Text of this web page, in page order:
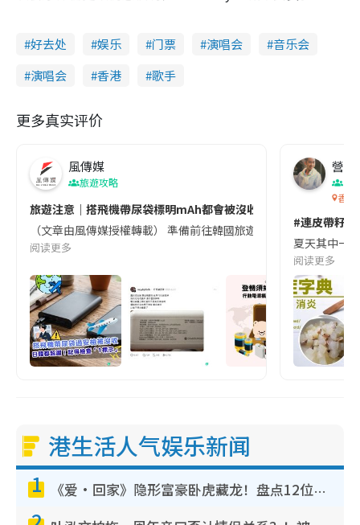
好去处 娱乐 门票 演唱会
音乐会
演唱会
香港 歌手
更多真实评价
風傳媒
旅遊攻略
旅遊注意｜搭飛機帶尿袋標明mAh都會被沒收😱出發前切記檢查
（文章由風傳媒授權轉載） 準備前往韓國旅遊的民眾，近期要
阅读更多
營養
香港
#連皮帶籽
夏天其中一
阅读更多
港生活人气娱乐新闻
1 《爱·回家》隐形富豪卧虎藏龙！盘点12位财气逼人的有钱艺人：这位美女3亿身家不愁做